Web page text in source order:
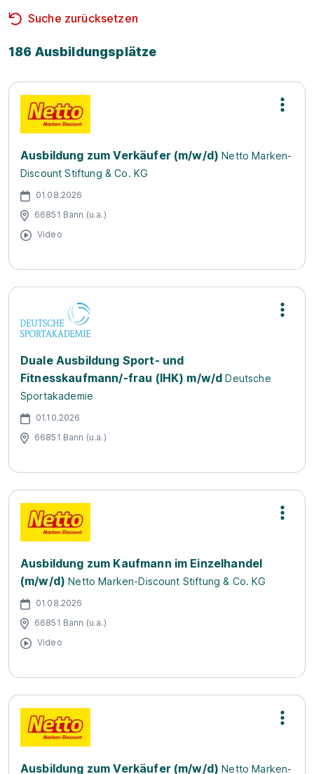
Suche zurücksetzen
186 Ausbildungsplätze
Ausbildung zum Verkäufer (m/w/d) Netto Marken-
Discount Stiftung & Co. KG
01.08.2026
66851 Bann (u.a.)
Video
Duale Ausbildung Sport- und
Fitnesskaufmann/-frau (IHK) m/w/d Deutsche
Sportakademie
01.10.2026
66851 Bann (u.a.)
Ausbildung zum Kaufmann im Einzelhandel
(m/w/d) Netto Marken-Discount Stiftung & Co. KG
01.08.2026
66851 Bann (u.a.)
Video
Ausbildung zum Verkäufer (m/w/d) Netto Marken-